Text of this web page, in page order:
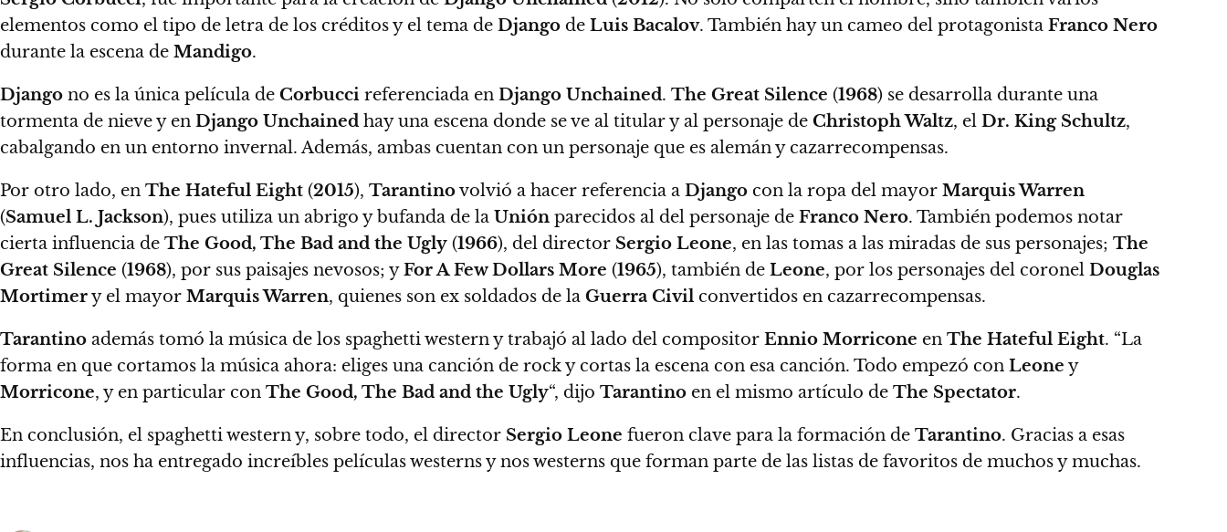
elementos como el tipo de letra de los créditos y el tema de Django de Luis Bacalov. También hay un cameo del protagonista Franco Nero
durante la escena de Mandigo.
Django no es la única película de Corbucci referenciada en Django Unchained. The Great Silence (1968) se desarrolla durante una
tormenta de nieve y en Django Unchained hay una escena donde se ve al titular y al personaje de Christoph Waltz, el Dr. King Schultz,
cabalgando en un entorno invernal. Además, ambas cuentan con un personaje que es alemán y cazarrecompensas.
Por otro lado, en The Hateful Eight (2015), Tarantinovolvió a hacer referencia a Django con la ropa del mayor Marquis Warren
(Samuel L. Jackson), pues utiliza un abrigo y bufanda de la Unión parecidos al del personaje de Franco Nero. También podemos notar
cierta influencia de The Good, The Bad and the Ugly (1966), del director Sergio Leone, en las tomas a las miradas de sus personajes; The
Great Silence (1968), por sus paisajes nevosos; yFor A Few Dollars More (1965), también de Leone, por los personajes del coronel Douglas
Mortimery el mayor Marquis Warren, quienes son ex soldados de la Guerra Civil convertidos en cazarrecompensas.
Tarantino además tomó la música de los spaghetti western y trabajó al lado del compositor Ennio Morricone en The Hateful Eight. “La
forma en que cortamos la música ahora: eliges una canción de rock y cortas la escena con esa canción. Todo empezó con Leone y
Morricone, y en particular con The Good, The Bad and the Ugly“, dijo Tarantino en el mismo artículo de The Spectator.
En conclusión, el spaghetti western y, sobre todo, el director Sergio Leone fueron clave para la formación de Tarantino. Gracias a esas
influencias, nos ha entregado increíbles películas westerns y nos westerns que forman parte de las listas de favoritos de muchos y muchas.